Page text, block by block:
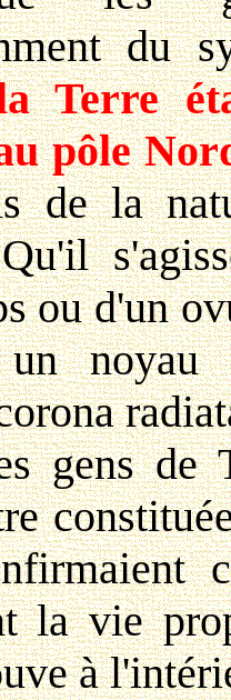
du
Terre
pôle
de la
ou d'un
noyau
gens de
la vie
à